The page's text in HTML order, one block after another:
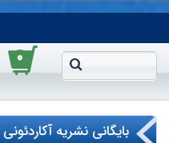
۰
بایگانی نشریه آکاردئونی